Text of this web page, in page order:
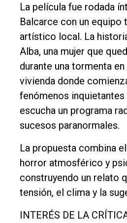
La película fue rodada
Balcarce con un equipo
artístico local. La
Alba, una mujer que
durante una tormenta en
vivienda donde
fenómenos inquietantes
escucha un programa
sucesos paranormales.
La propuesta combina
horror atmosférico y
construyendo un relato
tensión, el clima y la
INTERÉS DE LA